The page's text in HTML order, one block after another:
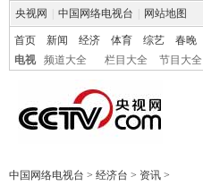
央视网 中国网络电视台 网站地图
首页 新闻 经济 体育 综艺 春晚
电视
频道大全 栏目大全 节目大全
中国网络电视台 > 经济台 > 资讯 >